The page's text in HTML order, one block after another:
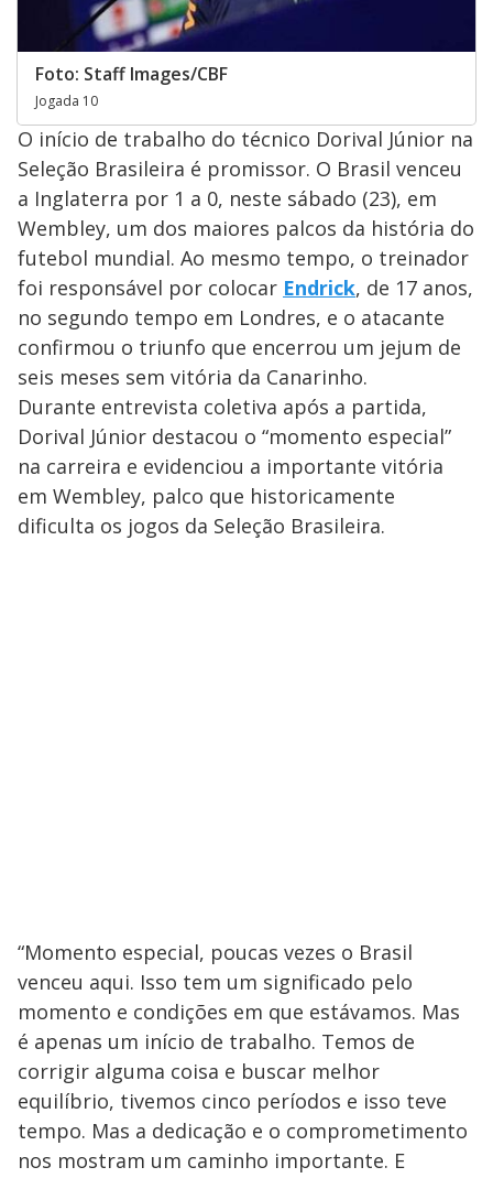
Foto: Staff Images/CBF
Jogada 10
O início de trabalho do técnico Dorival Júnior na
Seleção Brasileira é promissor. O Brasil venceu
a Inglaterra por 1 a 0, neste sábado (23), em
Wembley, um dos maiores palcos da história do
futebol mundial. Ao mesmo tempo, o treinador
foi responsável por colocar Endrick, de 17 anos,
no segundo tempo em Londres, e o atacante
confirmou o triunfo que encerrou um jejum de
seis meses sem vitória da Canarinho.
Durante entrevista coletiva após a partida,
Dorival Júnior destacou o “momento especial”
na carreira e evidenciou a importante vitória
em Wembley, palco que historicamente
dificulta os jogos da Seleção Brasileira.
“Momento especial, poucas vezes o Brasil
venceu aqui. Isso tem um significado pelo
momento e condições em que estávamos. Mas
é apenas um início de trabalho. Temos de
corrigir alguma coisa e buscar melhor
equilíbrio, tivemos cinco períodos e isso teve
tempo. Mas a dedicação e o comprometimento
nos mostram um caminho importante. E